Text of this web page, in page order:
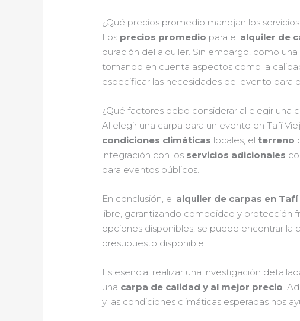
¿Qué precios promedio manejan los
Los precios promedio para el alquiler de
duración del alquiler. Sin embargo, como
tomando en cuenta aspectos como la
especificar las necesidades del evento para
¿Qué factores debo considerar al elegir una
Al elegir una carpa para un evento en Tafí
condiciones climáticas locales, elterreno
integración con los servicios adicionales
para eventos públicos.
En conclusión, el alquiler de carpas en Tafí
libre, garantizando comodidad y protección
opciones disponibles, se puede encontrar
presupuesto disponible.
Es esencial realizar una investigación
una carpa de calidad y al mejor precio.
y las condiciones climáticas esperadas nos